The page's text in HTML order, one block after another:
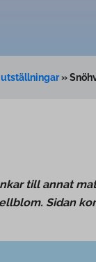
»
till annat
Sidan